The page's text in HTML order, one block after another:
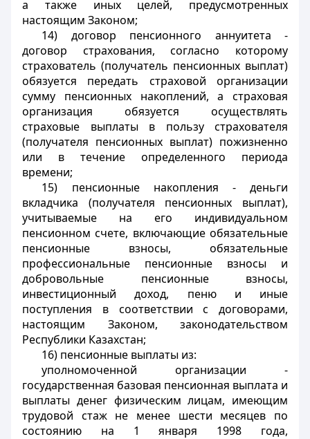
а также иных целей, предусмотренных
настоящим Законом;
14) договор пенсионного аннуитета -
договор страхования, согласно которому
страхователь (получатель пенсионных выплат)
обязуется передать страховой организации
сумму пенсионных накоплений, а страховая
организация обязуется осуществлять
страховые выплаты в пользу страхователя
(получателя пенсионных выплат) пожизненно
или в течение определенного периода
времени;
15) пенсионные накопления - деньги
вкладчика (получателя пенсионных выплат),
учитываемые на его индивидуальном
пенсионном счете, включающие обязательные
пенсионные взносы, обязательные
профессиональные пенсионные взносы и
добровольные пенсионные взносы,
инвестиционный доход, пеню и иные
поступления в соответствии с договорами,
настоящим Законом, законодательством
Республики Казахстан;
16) пенсионные выплаты из:
уполномоченной организации -
государственная базовая пенсионная выплата и
выплаты денег физическим лицам, имеющим
трудовой стаж не менее шести месяцев по
состоянию на 1 января 1998 года,